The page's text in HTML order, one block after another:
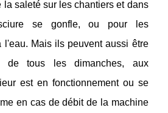
la saleté sur les chantiers et dans
se gonfle, ou pour les
l'eau. Mais ils peuvent aussi être
de tous les dimanches, aux
est en fonctionnement ou se
en cas de débit de la machine